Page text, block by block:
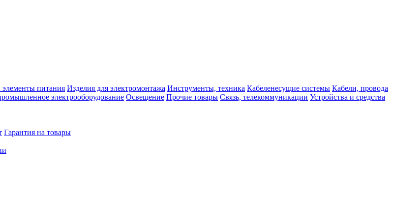
элементы питания Изделия для электромонтажа Инструменты, техника Кабеленесущие системы Кабели, провода
электрооборудование Освещение Прочие товары Связь, телекоммуникации Устройства и средства
Гарантия на товары